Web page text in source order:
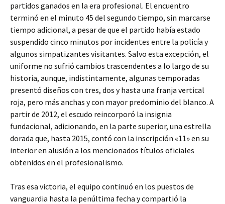
partidos ganados en la era profesional. El encuentro
terminó en el minuto 45 del segundo tiempo, sin marcarse
tiempo adicional, a pesar de que el partido había estado
suspendido cinco minutos por incidentes entre la policía y
algunos simpatizantes visitantes. Salvo esta excepción, el
uniforme no sufrió cambios trascendentes a lo largo de su
historia, aunque, indistintamente, algunas temporadas
presentó diseños con tres, dos y hasta una franja vertical
roja, pero más anchas y con mayor predominio del blanco. A
partir de 2012, el escudo reincorporó la insignia
fundacional, adicionando, en la parte superior, una estrella
dorada que, hasta 2015, contó con la inscripción «11» en su
interior en alusión a los mencionados títulos oficiales
obtenidos en el profesionalismo.
Tras esa victoria, el equipo continuó en los puestos de
vanguardia hasta la penúltima fecha y compartió la